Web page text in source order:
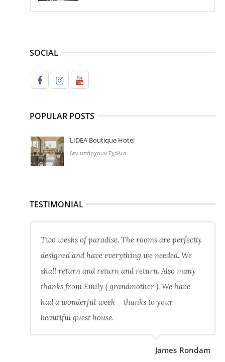
SOCIAL
POPULAR POSTS
LIDEA Boutique Hotel
Δεν υπάρχουν Σχόλια
TESTIMONIAL
Two weeks of paradise. The rooms are perfectly
designed and have everything we needed. We
shall return and return and return. Also many
thanks from Emily ( grandmother ). We have
had a wonderful week – thanks to your
beautiful guest house.
James Rondam